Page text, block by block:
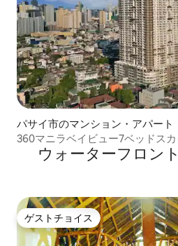
パサイ市のマンション・アパート
360マニラベイビュー7ベッドス
ウォーターフロン
ゲストチョイス
ゲストチョイス